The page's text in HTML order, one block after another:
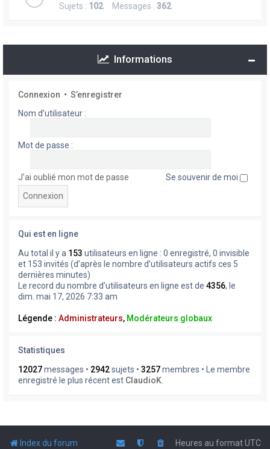
Sujets : 102Messages : 362
Informations
Connexion • S’enregistrer
Nom d’utilisateur :
Mot de passe :
J’ai oublié mon mot de passe Se souvenir de moi
Qui est en ligne
Au total il y a 153 utilisateurs en ligne : 0 enregistré, 0 invisible
et 153 invités (d’après le nombre d’utilisateurs actifs ces 5
dernières minutes)
Le record du nombre d’utilisateurs en ligne est de 4356, le
dim. mai 17, 2026 7:33 am
Légende : Administrateurs, Modérateurs globaux
Statistiques
12027messages • 2942sujets • 3257membres • Le membre
enregistré le plus récent est ClaudioK
Index du forum Heures au formatUTC